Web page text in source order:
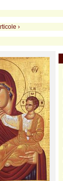
›